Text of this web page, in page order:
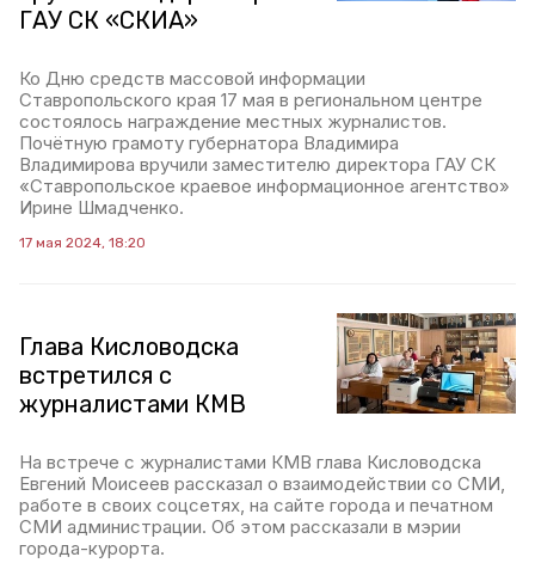
ГАУ СК «СКИА»
Ко Дню средств массовой информации
Ставропольского края 17 мая в региональном центре
состоялось награждение местных журналистов.
Почётную грамоту губернатора Владимира
Владимирова вручили заместителю директора ГАУ СК
«Ставропольское краевое информационное агентство»
Ирине Шмадченко.
17 мая 2024, 18:20
Глава Кисловодска
встретился с
журналистами КМВ
На встрече с журналистами КМВ глава Кисловодска
Евгений Моисеев рассказал о взаимодействии со СМИ,
работе в своих соцсетях, на сайте города и печатном
СМИ администрации. Об этом рассказали в мэрии
города-курорта.